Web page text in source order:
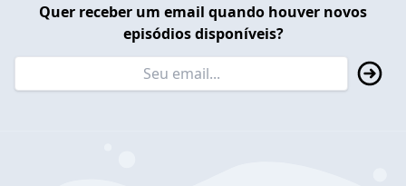
Quer receber um email quando houver novos
episódios disponíveis?